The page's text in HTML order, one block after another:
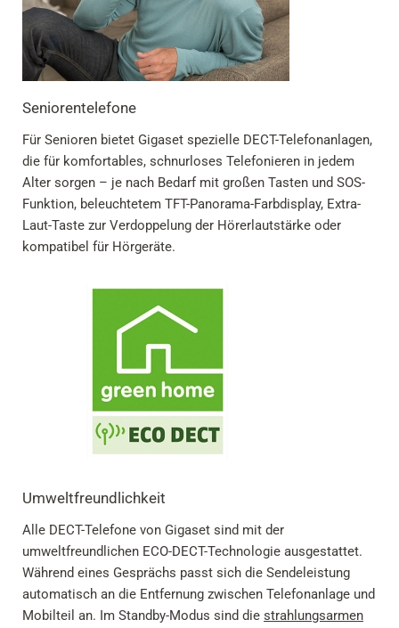
Seniorentelefone
Für Senioren bietet Gigaset spezielle DECT-Telefonanlagen,
die für komfortables, schnurloses Telefonieren in jedem
Alter sorgen – je nach Bedarf mit großen Tasten und SOS-
Funktion, beleuchtetem TFT-Panorama-Farbdisplay, Extra-
Laut-Taste zur Verdoppelung der Hörerlautstärke oder
kompatibel für Hörgeräte.
Umweltfreundlichkeit
Alle DECT-Telefone von Gigaset sind mit der
umweltfreundlichen ECO-DECT-Technologie ausgestattet.
Während eines Gesprächs passt sich die Sendeleistung
automatisch an die Entfernung zwischen Telefonanlage und
Mobilteil an. Im Standby-Modus sind die strahlungsarmen